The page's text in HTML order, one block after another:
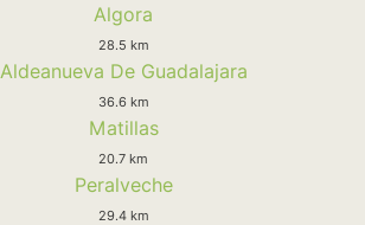
Algora
28.5 km
Aldeanueva De Guadalajara
36.6 km
Matillas
20.7 km
Peralveche
29.4 km